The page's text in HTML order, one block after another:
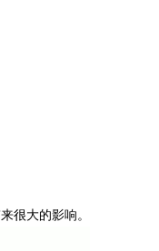
很大的影响。